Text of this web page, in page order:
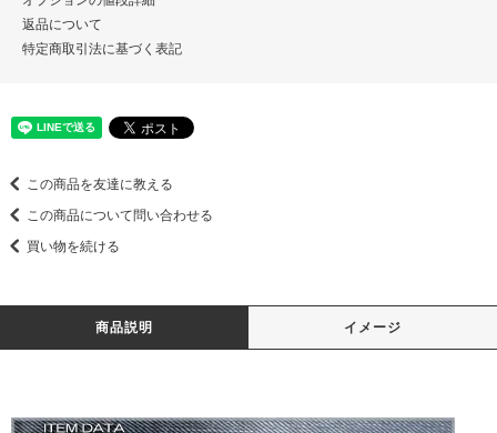
返品について
特定商取引法に基づく表記
この商品を友達に教える
この商品について問い合わせる
買い物を続ける
商品説明 イメージ